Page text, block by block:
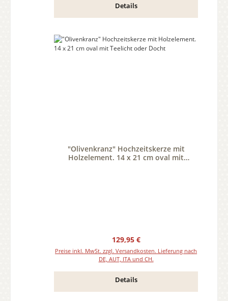
Details
"Olivenkranz" Hochzeitskerze mit
Holzelement. 14 x 21 cm oval mit
Regulärer Preis:
129,95 €
Preise inkl. MwSt. zzgl. Versandkosten. Lieferung nach
DE, AUT, ITA und CH.
Details